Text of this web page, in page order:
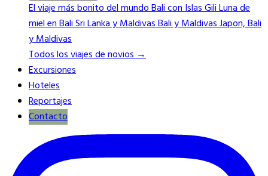
El viaje más bonito del mundoBali con Islas GiliLuna de
miel en BaliSri Lanka y MaldivasBali y MaldivasJapon, Bali
y Maldivas
Todos los viajes de novios →
Excursiones
Hoteles
Reportajes
Contacto